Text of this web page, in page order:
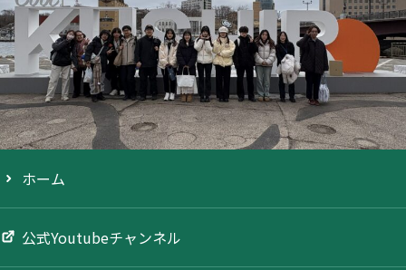
ホーム
公式Youtubeチャンネル